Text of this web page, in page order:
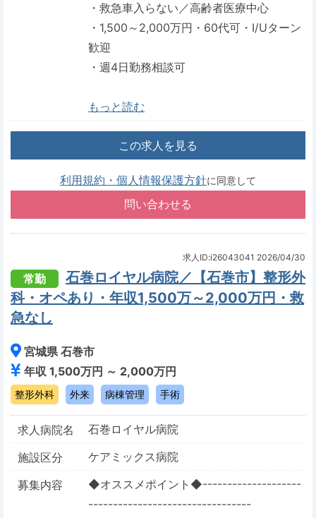
・救急車入らない／高齢者医療中心
・1,500～2,000万円・60代可・I/Uターン
歓迎
・週4日勤務相談可
もっと読む
この求人を見る
利用規約・個人情報保護方針に同意して
求人ID:i26043041 2026/04/30
常勤
石巻ロイヤル病院／【石巻市】整形外
科・オペあり・年収1,500万～2,000万円・救
急なし
宮城県 石巻市
年収 1,500万円 ～ 2,000万円
整形外科 外来 病棟管理 手術
求人病院名
石巻ロイヤル病院
施設区分
ケアミックス病院
募集内容
◆オススメポイント◆--------------------
---------------------------------